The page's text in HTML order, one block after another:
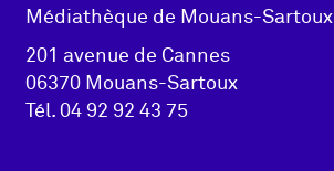
Adresse
pied de
page
Médiathèque de Mouans-Sartoux
201 avenue de Cannes
06370 Mouans-Sartoux
Tél.04 92 92 43 75